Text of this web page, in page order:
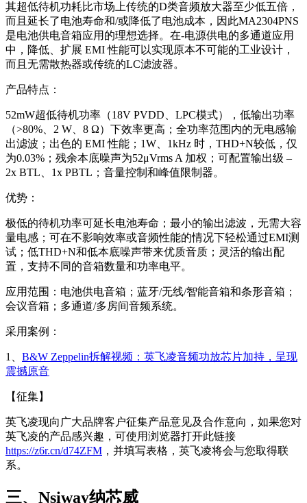
其超低待机功耗比市场上传统的D类音频放大器至少低五倍，
而且延长了电池寿命和/或降低了电池成本，因此MA2304PNS
是电池供电音箱应用的理想选择。在‑电源供电的多通道应用
中，降低、扩展 EMI 性能可以实现原本不可能的工业设计，
而且无需散热器或传统的LC滤波器。
产品特点：
52mW超低待机功率（18V PVDD、LPC模式），低输出功率
（>80%、2 W、8 Ω）下效率更高；全功率范围内的无电感输
出滤波；出色的 EMI 性能；1W、1kHz 时，THD+N较低，仅
为0.03%；残余本底噪声为52μVrms A 加权；可配置输出级 –
2x BTL、1x PBTL；音量控制和峰值限制器。
优势：
极低的待机功率可延长电池寿命；最小的输出滤波，无需大容
量电感；可在不影响效率或音频性能的情况下轻松通过EMI测
试；低THD+N和低本底噪声带来优质音质；灵活的输出配
置，支持不同的音箱数量和功率电平。
应用范围：电池供电音箱；蓝牙/无线/智能音箱和条形音箱；
会议音箱；多通道/多房间音频系统。
采用案例：
1、 B&W Zeppelin拆解视频：英飞凌音频功放芯片加持，呈现
震撼原音
【征集】
英飞凌现向广大品牌客户征集产品意见及合作意向，如果您对
英飞凌的产品感兴趣，可使用浏览器打开此链接
https://z6r.cn/d74ZFM ，并填写表格，英飞凌将会与您取得联
系。
三、Nsiway纳芯威